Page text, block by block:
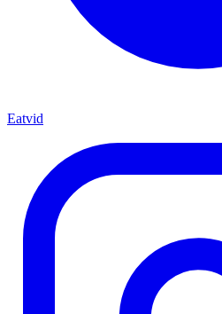
Eatvid